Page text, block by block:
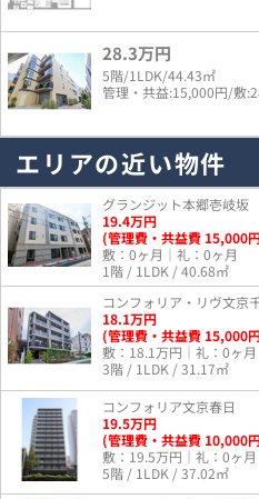
28.3万円
5階/1LDK/44.43㎡
管理・共益:15,000円/敷
エリアの近い物件
グランジット本郷壱岐坂
19.4万円
(管理費・共益費 15,000
敷：0ヶ月｜礼：0ヶ月
1階 / 1LDK / 40.68㎡
コンフォリア・リヴ文京
18.1万円
(管理費・共益費 15,000
敷：18.1万円｜礼：0ヶ月
3階 / 1LDK / 31.17㎡
コンフォリア文京春日
19.5万円
(管理費・共益費 10,000
敷：19.5万円｜礼：0ヶ月
5階 / 1LDK / 37.02㎡